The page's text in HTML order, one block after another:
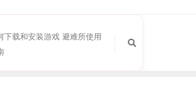
下载和安装游戏 避难所使用